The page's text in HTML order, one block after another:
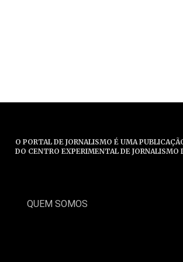
O PORTAL DE JORNALISMO É UMA
DO CENTRO EXPERIMENTAL DE JORNALISMO
QUEM SOMOS